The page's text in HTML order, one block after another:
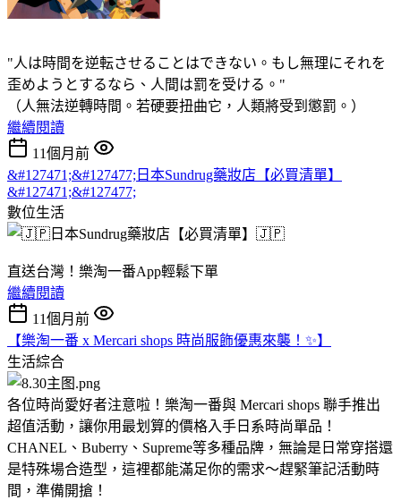
"人は時間を逆転させることはできない。もし無理にそれを
歪めようとするなら、人間は罰を受ける。"
（人無法逆轉時間。若硬要扭曲它，人類將受到懲罰。）
繼續閱讀
11個月前
&#127471;&#127477;日本Sundrug藥妝店【必買清單】
&#127471;&#127477;
數位生活
直送台灣！樂淘一番App輕鬆下單
繼續閱讀
11個月前
【樂淘一番 x Mercari shops 時尚服飾優惠來襲！✨】
生活綜合
各位時尚愛好者注意啦！樂淘一番與 Mercari shops 聯手推出
超值活動，讓你用最划算的價格入手日系時尚單品！
CHANEL、Buberry、Supreme等多種品牌，無論是日常穿搭還
是特殊場合造型，這裡都能滿足你的需求～趕緊筆記活動時
間，準備開搶！